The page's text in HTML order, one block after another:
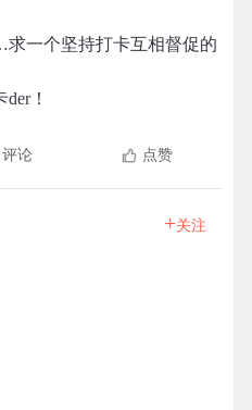
一个坚持打卡互相督促的
！
论 点赞
+关注